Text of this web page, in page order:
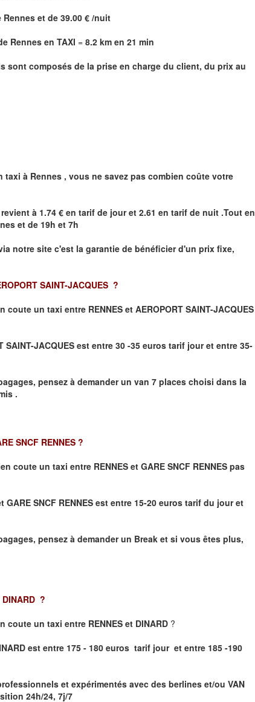
Rennes et de 39.00 € /nuit
Rennes en TAXI = 8.2 km en 21 min
sont composés de la prise en charge du client, du prix au
taxi à Rennes , vous ne savez pas combien coûte votre
revient à 1.74 € en tarif de jour et 2.61 en tarif de nuit .Tout en
et de 19h et 7h
notre sitec'est la garantie de bénéficier d'un prix fixe,
SAINT-JACQUES ?
coute un taxi entre RENNES et AEROPORT SAINT-JACQUES
SAINT-JACQUES est entre 30 -35 euros tarif jour et entre 35-
pensez à demander un van 7 places choisi dans la
.
SNCF RENNES ?
coute un taxi entre RENNES et GARE SNCF RENNES pas
SNCF RENNES est entre 15-20 euros tarif du jour et
pensez à demander un Break et si vous êtes plus,
DINARD ?
coute un taxi entre RENNES et DINARD ?
est entre 175 - 180 euros tarif jour et entre 185 -190
et expérimentés avec des berlines et/ou VAN
24h/24, 7j/7